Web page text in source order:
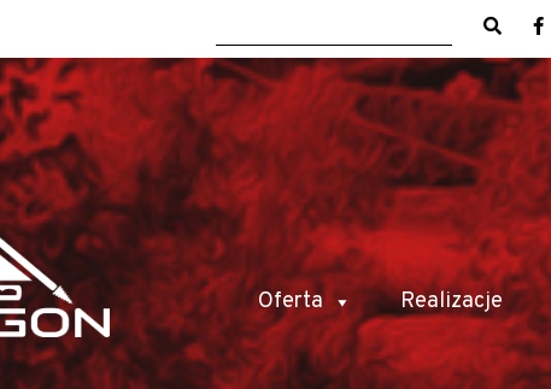
Oferta Realizacje